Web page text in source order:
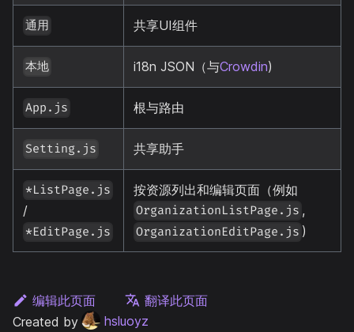
通用 共享UI组件
本地 i18n JSON（与Crowdin)
App.js 根与路由
Setting.js 共享助手
*ListPage.js
/
*EditPage.js
按资源列出和编辑页面（例如
OrganizationListPage.js ,
OrganizationEditPage.js )
编辑此页面
翻译此页面
Created by
hsluoyz